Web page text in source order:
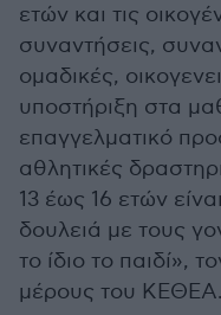
ετών και τις
συναντήσεις,
ομαδικές,
υποστήριξη στα
επαγγελματικό
αθλητικές
13 έως 16 ετών
δουλειά με τους
το ίδιο το παιδί»,
μέρους του ΚΕΘΕΑ.